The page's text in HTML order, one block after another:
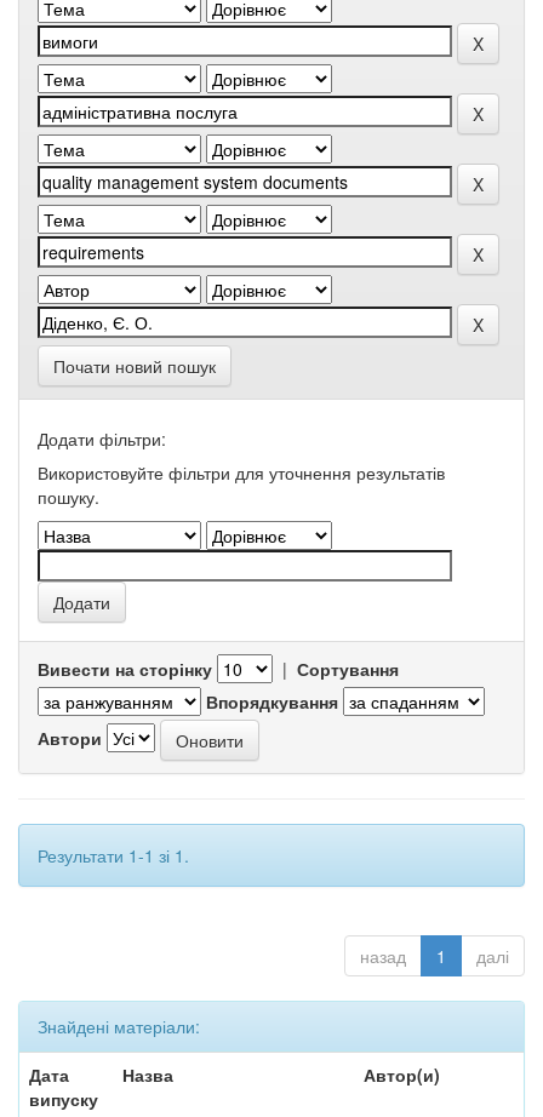
Почати новий пошук
Додати фільтри:
Використовуйте фільтри для уточнення результатів
пошуку.
Вивести на сторінку | Сортування
Впорядкування
Автори
Результати 1-1 зі 1.
назад 1 далі
Знайдені матеріали:
Дата
випуску
Назва Автор(и)